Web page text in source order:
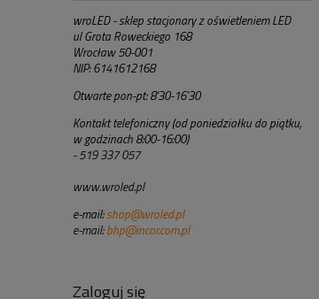
wroLED - sklep stacjonary z oświetleniem LED
ul Grota Roweckiego 168
Wrocław 50-001
NIP: 6141612168
Otwarte pon-pt: 8'30-16'30
Kontakt telefoniczny (od poniedziałku do piątku,
w godzinach 8:00-16:00)
- 519 337 057
www.wroled.pl
e-mail: shop@wroled.pl
e-mail:bhp@incor.com.pl
Zaloguj się